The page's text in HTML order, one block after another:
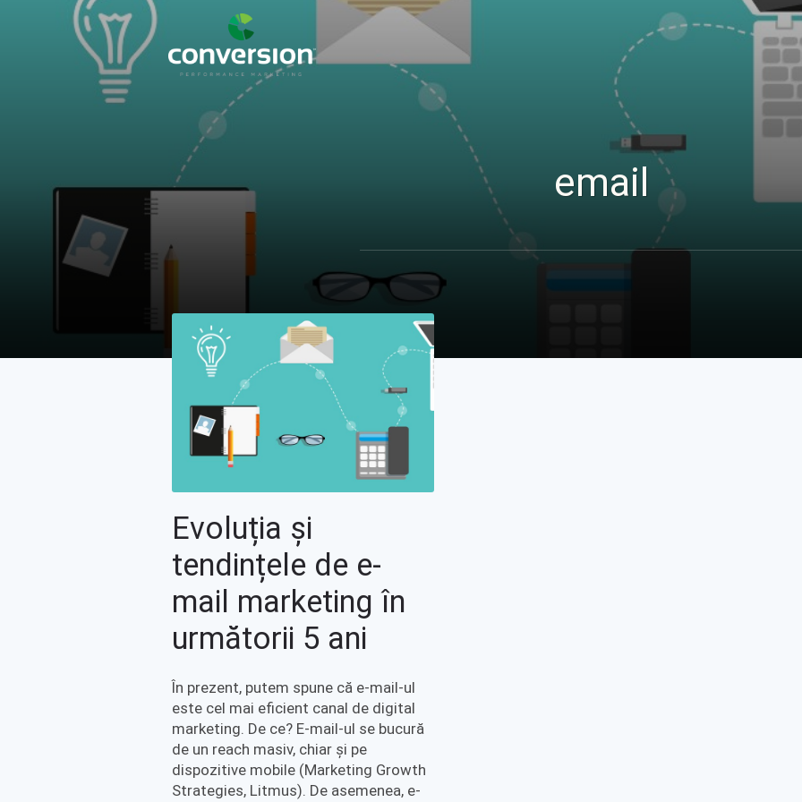
email
Evoluția și
tendințele de e-
mail marketing în
următorii 5 ani
În prezent, putem spune că e-mail-ul
este cel mai eficient canal de digital
marketing. De ce? E-mail-ul se bucură
de un reach masiv, chiar și pe
dispozitive mobile (Marketing Growth
Strategies, Litmus). De asemenea, e-